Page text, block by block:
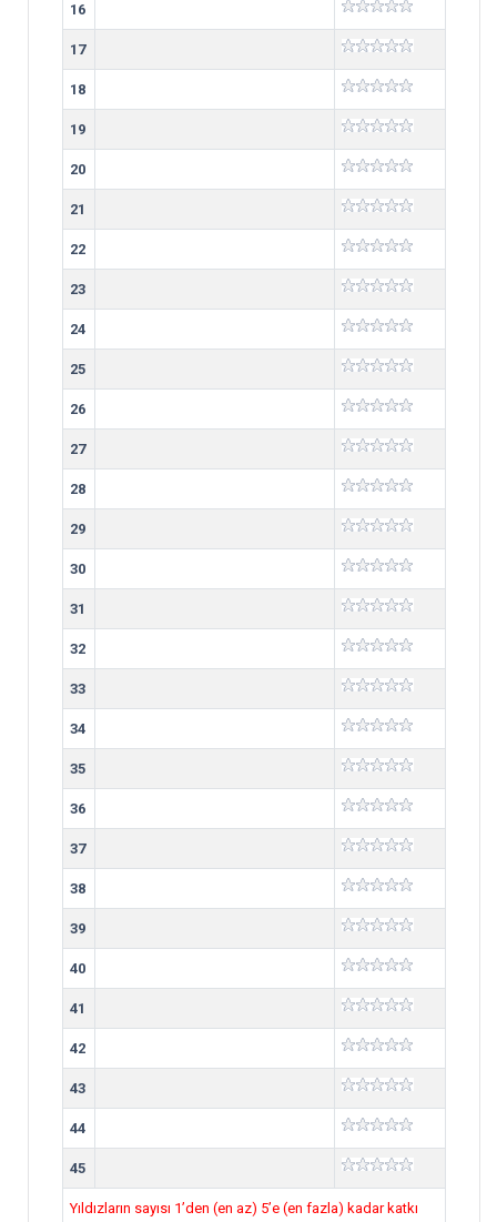
16
17
18
19
20
21
22
23
24
25
26
27
28
29
30
31
32
33
34
35
36
37
38
39
40
41
42
43
44
45
Yıldızların sayısı 1’den (en az) 5’e (en fazla) kadar katkı